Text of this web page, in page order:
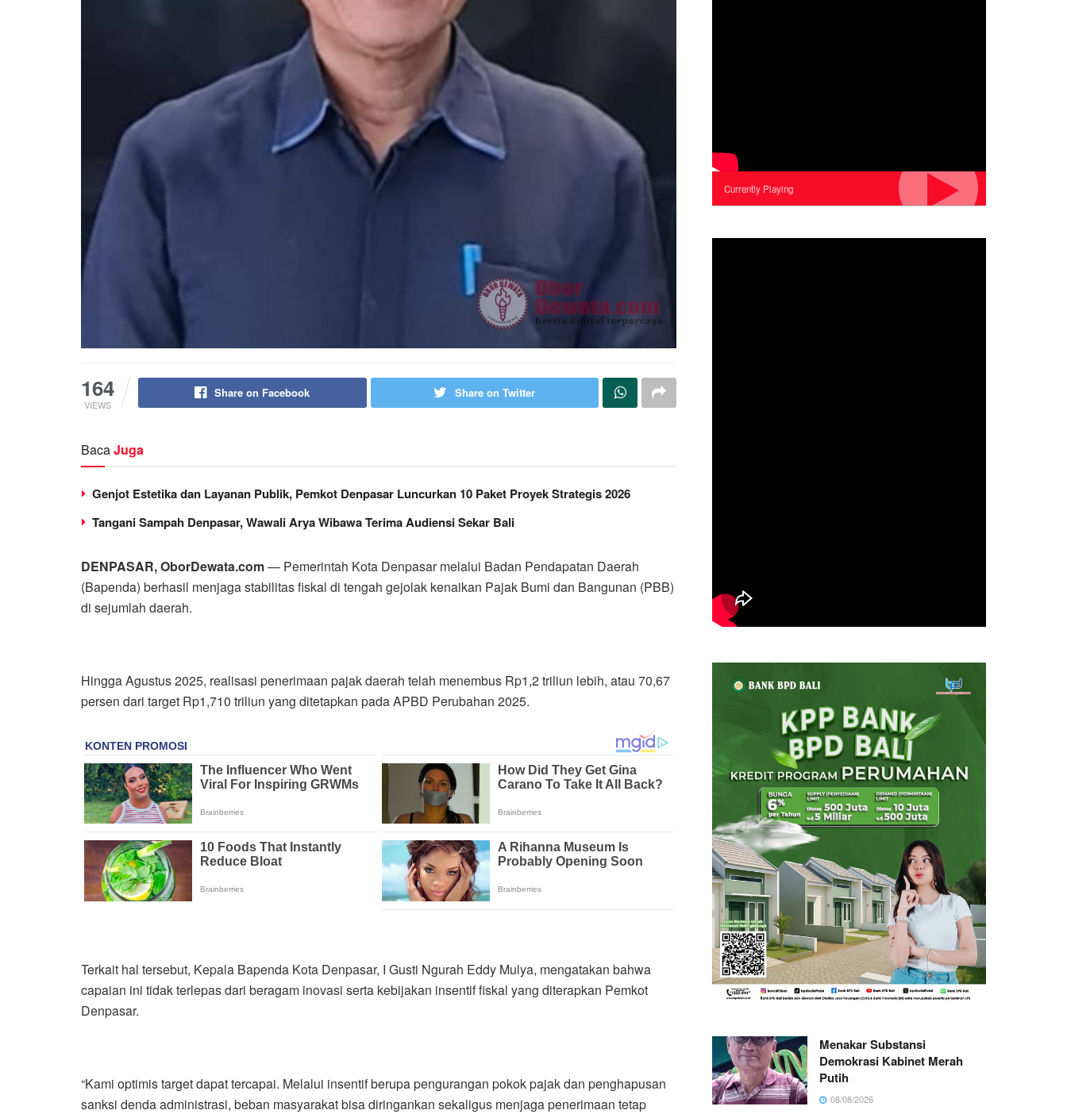
164
VIEWS
Share on Facebook Share on Twitter
BacaJuga
Genjot Estetika dan Layanan Publik, Pemkot Denpasar Luncurkan 10 Paket Proyek Strategis 2026
Tangani Sampah Denpasar, Wawali Arya Wibawa Terima Audiensi Sekar Bali
DENPASAR, OborDewata.com— Pemerintah Kota Denpasar melalui Badan Pendapatan Daerah
(Bapenda) berhasil menjaga stabilitas fiskal di tengah gejolak kenaikan Pajak Bumi dan Bangunan (PBB)
di sejumlah daerah.
Hingga Agustus 2025, realisasi penerimaan pajak daerah telah menembus Rp1,2 triliun lebih, atau 70,67
persen dari target Rp1,710 triliun yang ditetapkan pada APBD Perubahan 2025.
Terkait hal tersebut, Kepala Bapenda Kota Denpasar, I Gusti Ngurah Eddy Mulya, mengatakan bahwa
capaian ini tidak terlepas dari beragam inovasi serta kebijakan insentif fiskal yang diterapkan Pemkot
Denpasar.
“Kami optimis target dapat tercapai. Melalui insentif berupa pengurangan pokok pajak dan penghapusan
sanksi denda administrasi, beban masyarakat bisa diringankan sekaligus menjaga penerimaan tetap
Currently Playing
Menakar Substansi
Demokrasi Kabinet Merah
Putih
08/08/2026